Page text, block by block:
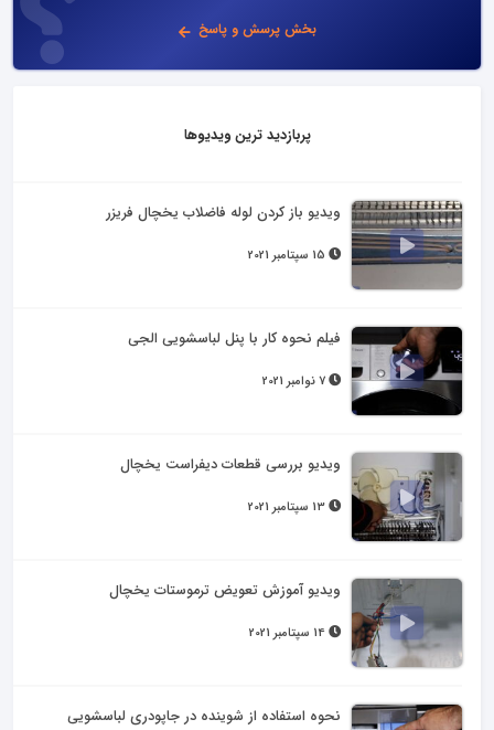
بخش پرسش و پاسخ
پربازدید ترین ویدیوها
ویدیو باز کردن لوله فاضلاب یخچال فریزر
فیلم نحوه کار با پنل لباسشویی الجی
ویدیو بررسی قطعات دیفراست یخچال
ویدیو آموزش تعویض ترموستات یخچال
نحوه استفاده از شوینده در جاپودری لباسشویی